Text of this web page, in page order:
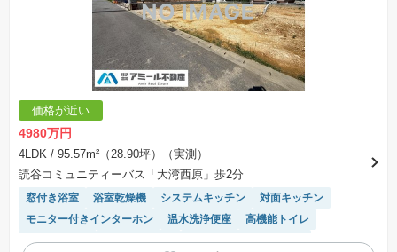
価格が近い
4980万円
4LDK / 95.57m²（28.90坪）（実測）
読谷コミュニティーバス「大湾西原」歩2分
窓付き浴室 浴室乾燥機 システムキッチン
対面キッチン
モニター付きインターホン
温水洗浄便座
高機能トイレ
バリアフリー
トイレ2個以上 接面道路の幅が６m以上